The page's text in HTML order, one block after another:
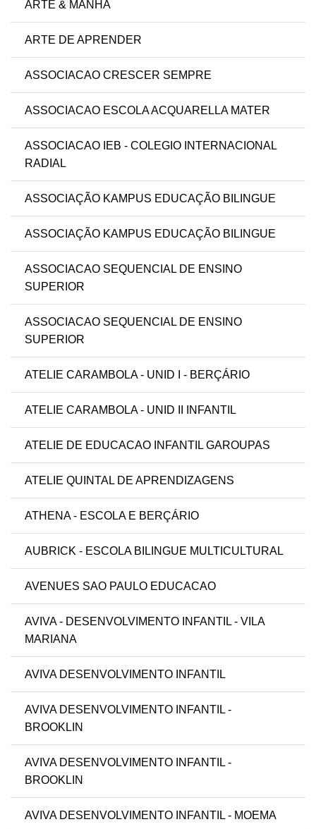
ARTE & MANHA
ARTE DE APRENDER
ASSOCIACAO CRESCER SEMPRE
ASSOCIACAO ESCOLA ACQUARELLA MATER
ASSOCIACAO IEB - COLEGIO INTERNACIONAL
RADIAL
ASSOCIAÇÃO KAMPUS EDUCAÇÃO BILINGUE
ASSOCIAÇÃO KAMPUS EDUCAÇÃO BILINGUE
ASSOCIACAO SEQUENCIAL DE ENSINO
SUPERIOR
ASSOCIACAO SEQUENCIAL DE ENSINO
SUPERIOR
ATELIE CARAMBOLA - UNID I - BERÇÁRIO
ATELIE CARAMBOLA - UNID II INFANTIL
ATELIE DE EDUCACAO INFANTIL GAROUPAS
ATELIE QUINTAL DE APRENDIZAGENS
ATHENA - ESCOLA E BERÇÁRIO
AUBRICK - ESCOLA BILINGUE MULTICULTURAL
AVENUES SAO PAULO EDUCACAO
AVIVA - DESENVOLVIMENTO INFANTIL - VILA
MARIANA
AVIVA DESENVOLVIMENTO INFANTIL
AVIVA DESENVOLVIMENTO INFANTIL -
BROOKLIN
AVIVA DESENVOLVIMENTO INFANTIL -
BROOKLIN
AVIVA DESENVOLVIMENTO INFANTIL - MOEMA